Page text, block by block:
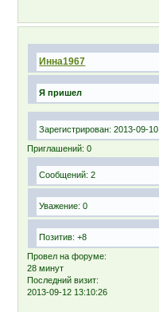
Инна1967
Я пришел
Зарегистрирован: 2013-09-10
Приглашений: 0
Сообщений: 2
Уважение: 0
Позитив: +8
Провел на форуме:
28 минут
Последний визит:
2013-09-12 13:10:26